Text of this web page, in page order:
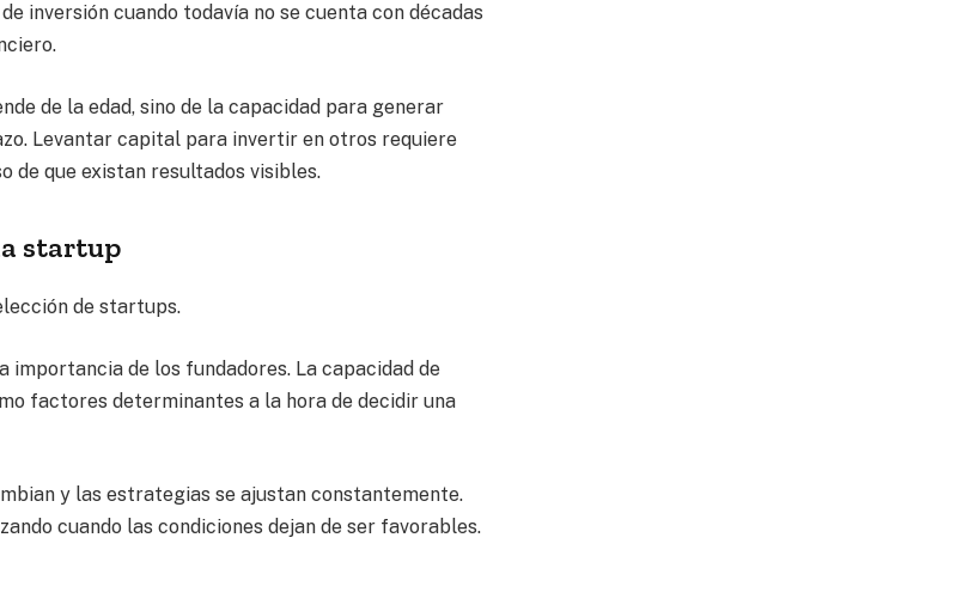
inversión cuando todavía no se cuenta con décadas
de la edad, sino de la capacidad para generar
Levantar capital para invertir en otros requiere
de que existan resultados visibles.
startup
de startups.
de los fundadores. La capacidad de
factores determinantes a la hora de decidir una
y las estrategias se ajustan constantemente.
cuando las condiciones dejan de ser favorables.